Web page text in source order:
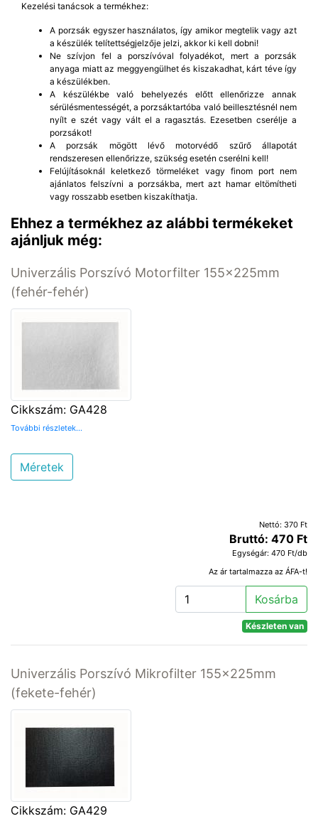
Kezelési tanácsok a termékhez:
A porzsák egyszer használatos, így amikor megtelik vagy azt
a készülék telítettségjelzője jelzi, akkor ki kell dobni!
Ne szívjon fel a porszívóval folyadékot, mert a porzsák
anyaga miatt az meggyengülhet és kiszakadhat, kárt téve így
a készülékben.
A készülékbe való behelyezés előtt ellenőrizze annak
sérülésmentességét, a porzsáktartóba való beillesztésnél nem
nyílt e szét vagy vált el a ragasztás. Ezesetben cserélje a
porzsákot!
A porzsák mögött lévő motorvédő szűrő állapotát
rendszeresen ellenőrizze, szükség esetén cserélni kell!
Felújításoknál keletkező törmeléket vagy finom port nem
ajánlatos felszívni a porzsákba, mert azt hamar eltömítheti
vagy rosszabb esetben kiszakíthatja.
Ehhez a termékhez az alábbi termékeket
ajánljuk még:
Univerzális Porszívó Motorfilter 155x225mm
(fehér-fehér)
Cikkszám: GA428
További részletek...
Méretek
Nettó: 370 Ft
Bruttó: 470 Ft
Egységár: 470 Ft/db
Az ár tartalmazza az ÁFA-t!
Kosárba
Készleten van
Univerzális Porszívó Mikrofilter 155x225mm
(fekete-fehér)
Cikkszám: GA429